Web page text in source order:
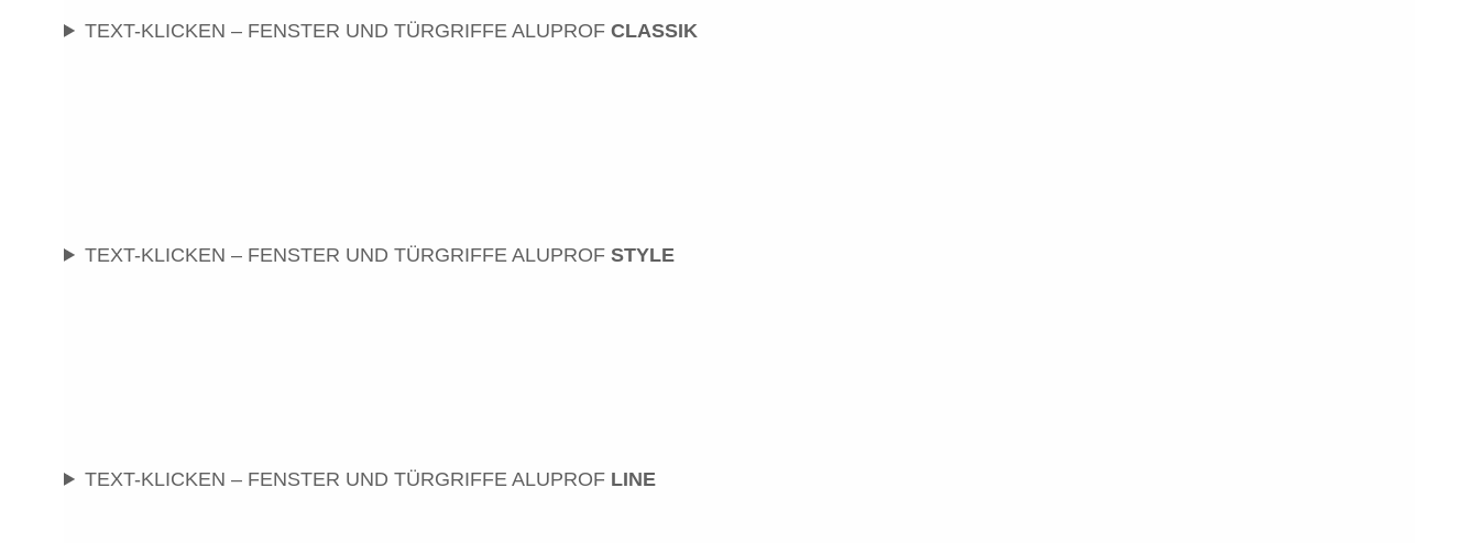
TEXT-KLICKEN – FENSTER UND TÜRGRIFFE ALUPROFCLASSIK
TEXT-KLICKEN – FENSTER UND TÜRGRIFFE ALUPROFSTYLE
TEXT-KLICKEN – FENSTER UND TÜRGRIFFE ALUPROF LINE